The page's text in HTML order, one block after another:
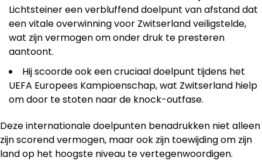
Lichtsteiner een verbluffend doelpunt van afstand dat
een vitale overwinning voor Zwitserland veiligstelde,
wat zijn vermogen om onder druk te presteren
aantoont.
Hij scoorde ook een cruciaal doelpunt tijdens het
UEFA Europees Kampioenschap, wat Zwitserland hielp
om door te stoten naar de knock-outfase.
Deze internationale doelpunten benadrukken niet alleen
zijn scorend vermogen, maar ook zijn toewijding om zijn
land op het hoogste niveau te vertegenwoordigen.